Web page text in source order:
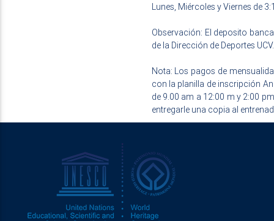
Lunes, Miércoles y Viernes de
Observación: El deposito
de la Dirección de Deportes UCV.
Nota: Los pagos de
con la planilla de inscripción
de 9.00 am a 12:00 m y 2:00
entregarle una copia al